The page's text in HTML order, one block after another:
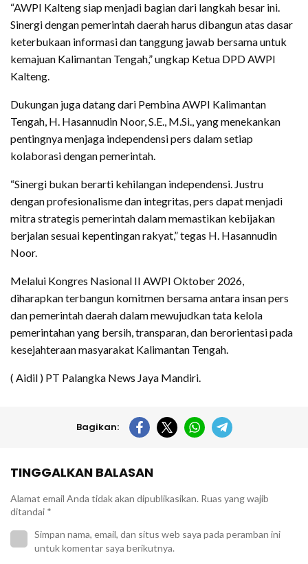
“AWPI Kalteng siap menjadi bagian dari langkah besar ini.
Sinergi dengan pemerintah daerah harus dibangun atas dasar
keterbukaan informasi dan tanggung jawab bersama untuk
kemajuan Kalimantan Tengah,” ungkap Ketua DPD AWPI
Kalteng.
Dukungan juga datang dari Pembina AWPI Kalimantan
Tengah, H. Hasannudin Noor, S.E., M.Si., yang menekankan
pentingnya menjaga independensi pers dalam setiap
kolaborasi dengan pemerintah.
“Sinergi bukan berarti kehilangan independensi. Justru
dengan profesionalisme dan integritas, pers dapat menjadi
mitra strategis pemerintah dalam memastikan kebijakan
berjalan sesuai kepentingan rakyat,” tegas H. Hasannudin
Noor.
Melalui Kongres Nasional II AWPI Oktober 2026,
diharapkan terbangun komitmen bersama antara insan pers
dan pemerintah daerah dalam mewujudkan tata kelola
pemerintahan yang bersih, transparan, dan berorientasi pada
kesejahteraan masyarakat Kalimantan Tengah.
( Aidil ) PT Palangka News Jaya Mandiri.
Bagikan:
TINGGALKAN BALASAN
Alamat email Anda tidak akan dipublikasikan. Ruas yang wajib
ditandai *
Simpan nama, email, dan situs web saya pada peramban ini
untuk komentar saya berikutnya.